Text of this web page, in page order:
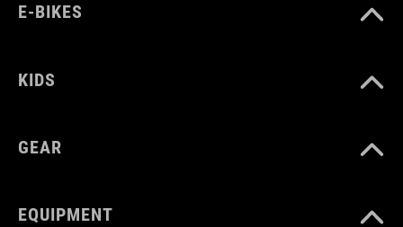
E-BIKES
KIDS
GEAR
EQUIPMENT